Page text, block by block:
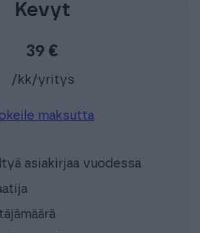
Kevyt
39 €
/kk/yritys
maksutta
asiakirjaa vuodessa